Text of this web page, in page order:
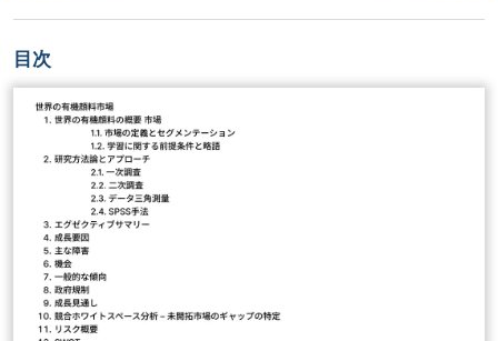
目次